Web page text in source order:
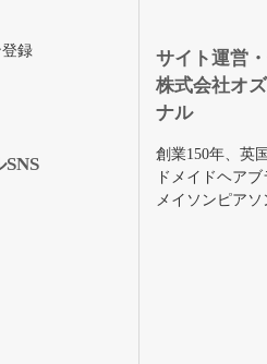
登録
サイト運営
株式会社オ
ナル
創業150年、英
ドメイドヘアブ
メイソンピアソ